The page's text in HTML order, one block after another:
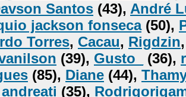
Santos (43), André
jackson fonseca(50),
Torres, Cacau, Rigdzin
(39), Gusto_ (36),
(85), Diane (44),
(35),